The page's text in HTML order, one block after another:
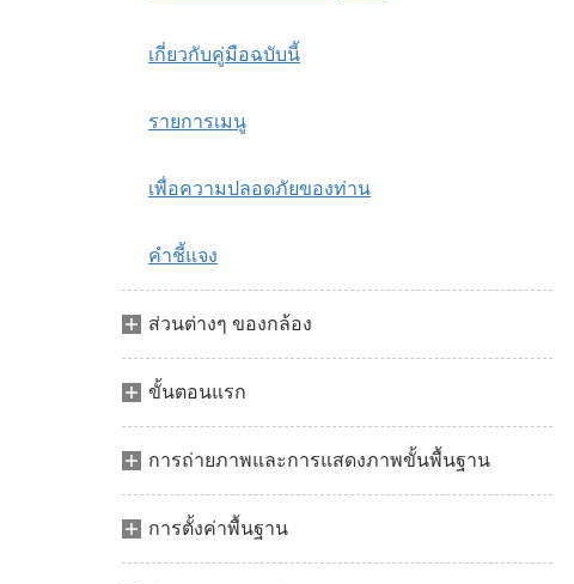
เกี่ยวกับคู่มือฉบับนี้
รายการเมนู
เพื่อความปลอดภัยของท่าน
คำชี้แจง
ส่วนต่างๆ ของกล้อง
ขั้นตอนแรก
การถ่ายภาพและการแสดงภาพขั้นพื้นฐาน
การตั้งค่าพื้นฐาน